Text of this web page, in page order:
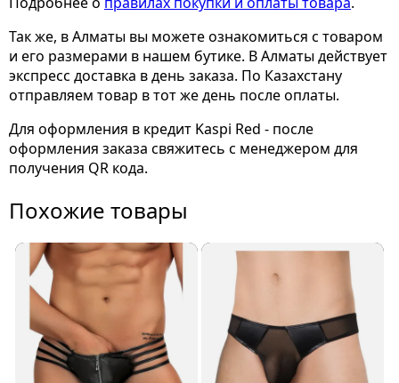
Так же, в Алматы вы можете ознакомиться с товаром
и его размерами в нашем бутике. В Алматы действует
экспресс доставка в день заказа. По Казахстану
отправляем товар в тот же день после оплаты.
Для оформления в кредит Kaspi Red - после
оформления заказа свяжитесь с менеджером для
получения QR кода.
Похожие товары